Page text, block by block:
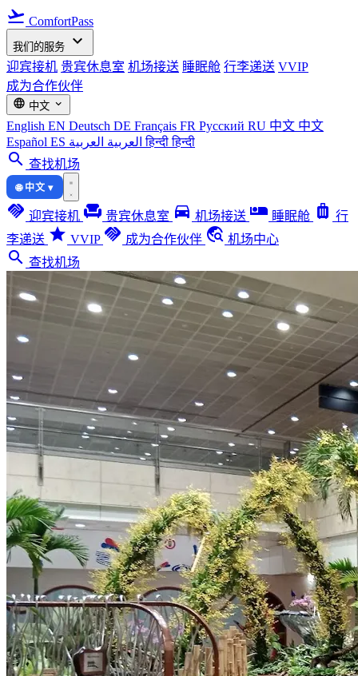
flight_takeoff ComfortPass
我们的服务 expand_more
迎宾接机 贵宾休息室 机场接送 睡眠舱 行李递送 VVIP
成为合作伙伴
language 中文 expand_more
English EN Deutsch DE Français FR Русский RU 中文 中文
Español ES العربية العربية हिन्दीहिन्दी
search 查找机场
🌐 中文 ▾
handshake 迎宾接机 chair 贵宾休息室 directions_car 机场接送 airline_seat_individual_suite 睡眠舱 luggage 行
李递送 star VVIP handshake 成为合作伙伴 travel_explore 机场中心
search 查找机场